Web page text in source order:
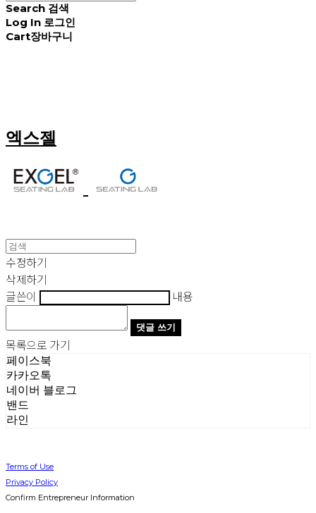
Search 검색
Log In 로그인
Cart장바구니
엑스젤
수정하기
삭제하기
글쓴이
내용
댓글 쓰기
목록으로 가기
페이스북
카카오톡
네이버 블로그
밴드
라인
Terms of Use
Privacy Policy
Confirm Entrepreneur Information